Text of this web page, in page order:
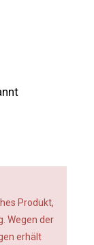
Produkt,
Wegen der
erhält